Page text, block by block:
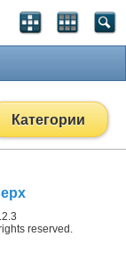
Категории
reserved.